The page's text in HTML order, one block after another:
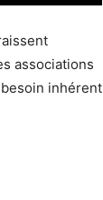
associations
inhérent